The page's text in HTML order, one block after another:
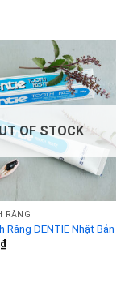
OF STOCK
RĂNG
Răng DENTIE Nhật Bản
₫